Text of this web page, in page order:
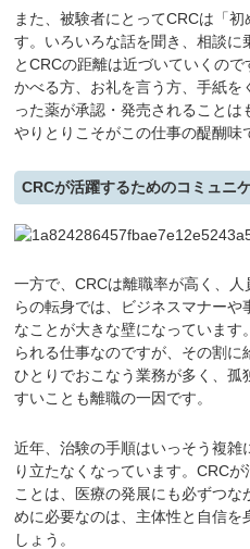
また、被験者にとってCRCは「
す。いろいろな話を聞き、相談に
とCRCの距離は近づいていくの
かべる方、お礼を言う方、手紙
った薬が承認・発売されること
やりとりこそがこの仕事の醍醐味
CRCが活躍するためのコミュニ
一方で、CRCは離職率が高く、
らの転身では、ビジネスマナー
なことが大きな壁になっていま
られる仕事なのですが、その割に
ひとりでおこなう業務が多く、
すいことも離職の一因です。
近年、治験の手順はいっそう複
り立たなくなっています。CRC
ことは、医療の発展にも必ずつ
めに必要なのは、主体性と自信
しょう。